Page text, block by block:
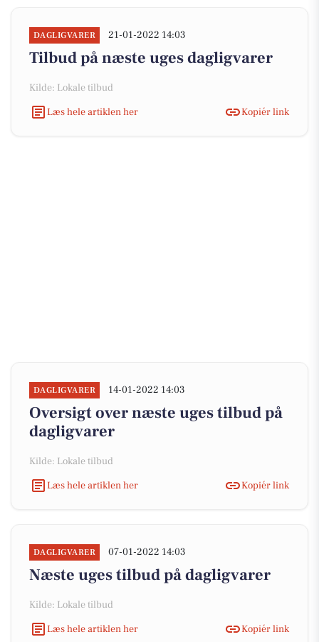
DAGLIGVARER 21-01-2022 14:03
Tilbud på næste uges dagligvarer
Kilde: Lokale tilbud
Læs hele artiklen her
Kopiér link
DAGLIGVARER 14-01-2022 14:03
Oversigt over næste uges tilbud på
dagligvarer
Kilde: Lokale tilbud
Læs hele artiklen her
Kopiér link
DAGLIGVARER 07-01-2022 14:03
Næste uges tilbud på dagligvarer
Kilde: Lokale tilbud
Læs hele artiklen her
Kopiér link